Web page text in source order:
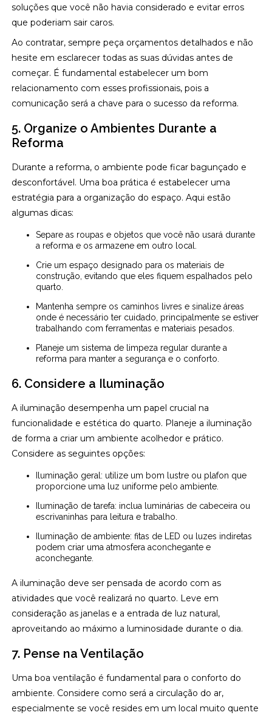
soluções que você não havia considerado e evitar erros
que poderiam sair caros.
Ao contratar, sempre peça orçamentos detalhados e não
hesite em esclarecer todas as suas dúvidas antes de
começar. É fundamental estabelecer um bom
relacionamento com esses profissionais, pois a
comunicação será a chave para o sucesso da reforma.
5. Organize o Ambientes Durante a
Reforma
Durante a reforma, o ambiente pode ficar bagunçado e
desconfortável. Uma boa prática é estabelecer uma
estratégia para a organização do espaço. Aqui estão
algumas dicas:
Separe as roupas e objetos que você não usará durante
a reforma e os armazene em outro local.
Crie um espaço designado para os materiais de
construção, evitando que eles fiquem espalhados pelo
quarto.
Mantenha sempre os caminhos livres e sinalize áreas
onde é necessário ter cuidado, principalmente se estiver
trabalhando com ferramentas e materiais pesados.
Planeje um sistema de limpeza regular durante a
reforma para manter a segurança e o conforto.
6. Considere a Iluminação
A iluminação desempenha um papel crucial na
funcionalidade e estética do quarto. Planeje a iluminação
de forma a criar um ambiente acolhedor e prático.
Considere as seguintes opções:
proporcione uma luz uniforme pelo ambiente.
escrivaninhas para leitura e trabalho.
podem criar uma atmosfera aconchegante e
aconchegante.
A iluminação deve ser pensada de acordo com as
atividades que você realizará no quarto. Leve em
consideração as janelas e a entrada de luz natural,
aproveitando ao máximo a luminosidade durante o dia.
7. Pense na Ventilação
Uma boa ventilação é fundamental para o conforto do
ambiente. Considere como será a circulação do ar,
especialmente se você resides em um local muito quente